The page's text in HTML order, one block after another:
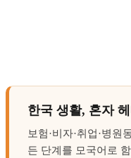
한국 생활, 혼자
보험·비자·취업·병원
든 단계를 모국어로